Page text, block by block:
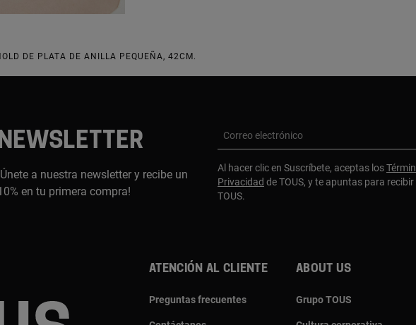
DE PLATA DE ANILLA PEQUEÑA, 42CM.
NEWSLETTER
a nuestra newsletter y recibe un
en tu primera compra!
Correo electrónico
Al hacer clic en Suscríbete, aceptas los
Privacidad de TOUS, y te apuntas para
TOUS.
Atención al cliente
Preguntas frecuentes
About us
Grupo TOUS